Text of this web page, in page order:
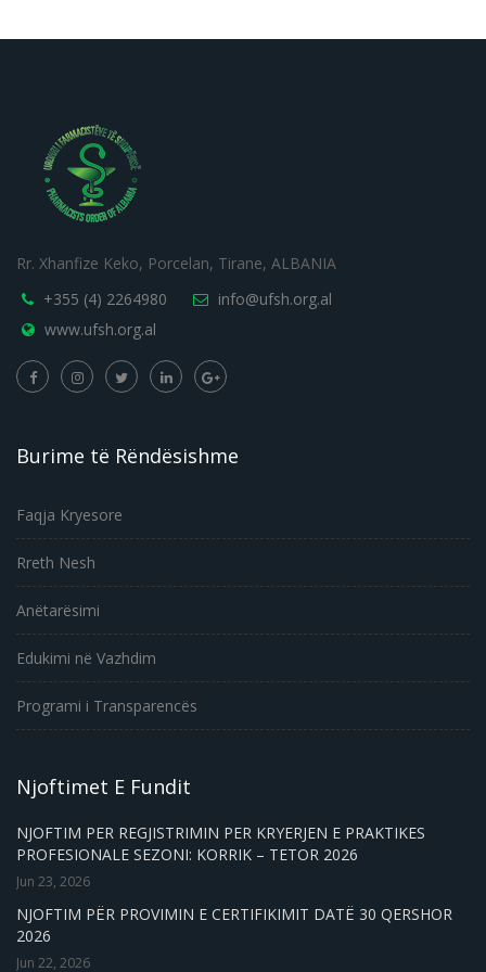
Rr. Xhanfize Keko, Porcelan, Tirane, ALBANIA
+355 (4) 2264980
info@ufsh.org.al
www.ufsh.org.al
Burime të Rëndësishme
Faqja Kryesore
Rreth Nesh
Anëtarësimi
Edukimi në Vazhdim
Programi i Transparencës
Njoftimet E Fundit
NJOFTIM PER REGJISTRIMIN PER KRYERJEN E PRAKTIKES
PROFESIONALE SEZONI: KORRIK – TETOR 2026
Jun 23, 2026
NJOFTIM PËR PROVIMIN E CERTIFIKIMIT DATË 30 QERSHOR
2026
Jun 22, 2026